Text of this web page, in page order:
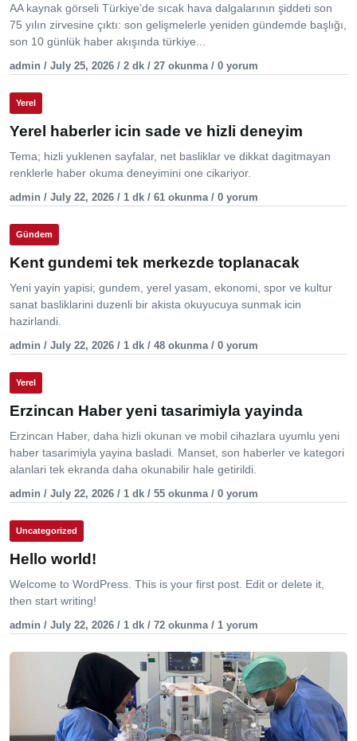
AA kaynak görseli Türkiye’de sıcak hava dalgalarının şiddeti son
75 yılın zirvesine çıktı: son gelişmelerle yeniden gündemde başlığı,
son 10 günlük haber akışında türkiye...
admin / July 25, 2026 / 2 dk / 27 okunma / 0 yorum
Yerel
Yerel haberler icin sade ve hizli deneyim
Tema; hizli yuklenen sayfalar, net basliklar ve dikkat dagitmayan
renklerle haber okuma deneyimini one cikariyor.
admin / July 22, 2026 / 1 dk / 61 okunma / 0 yorum
Gündem
Kent gundemi tek merkezde toplanacak
Yeni yayin yapisi; gundem, yerel yasam, ekonomi, spor ve kultur
sanat basliklarini duzenli bir akista okuyucuya sunmak icin
hazirlandi.
admin / July 22, 2026 / 1 dk / 48 okunma / 0 yorum
Yerel
Erzincan Haber yeni tasarimiyla yayinda
Erzincan Haber, daha hizli okunan ve mobil cihazlara uyumlu yeni
haber tasarimiyla yayina basladi. Manset, son haberler ve kategori
alanlari tek ekranda daha okunabilir hale getirildi.
admin / July 22, 2026 / 1 dk / 55 okunma / 0 yorum
Uncategorized
Hello world!
Welcome to WordPress. This is your first post. Edit or delete it,
then start writing!
admin / July 22, 2026 / 1 dk / 72 okunma / 1 yorum